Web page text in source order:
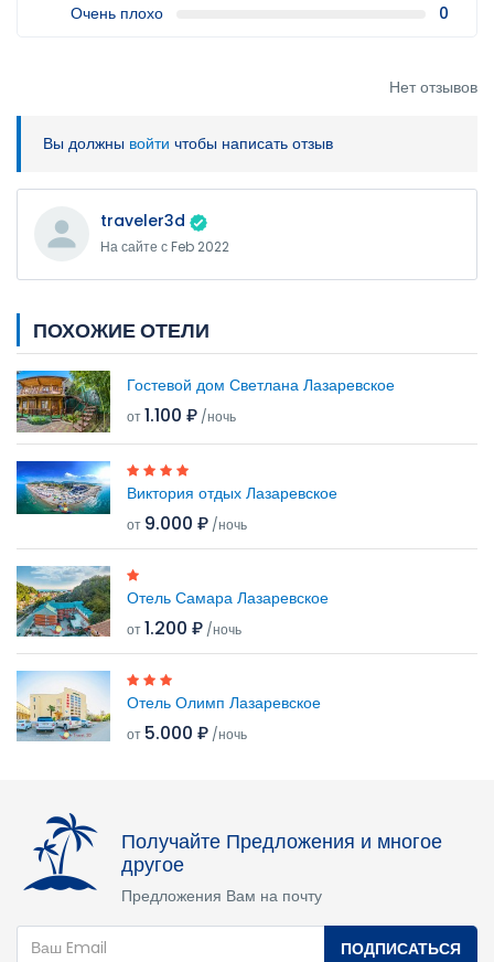
Очень плохо
0
Нет отзывов
Вы должны войти чтобы написать отзыв
traveler3d
На сайте с Feb 2022
ПОХОЖИЕ ОТЕЛИ
Гостевой дом Светлана Лазаревское
от1.100 ₽ /ночь
Виктория отдых Лазаревское
от 9.000 ₽ /ночь
Отель Самара Лазаревское
от1.200 ₽ /ночь
Отель Олимп Лазаревское
от 5.000 ₽ /ночь
Получайте Предложения и многое
другое
Предложения Вам на почту
ПОДПИСАТЬСЯ